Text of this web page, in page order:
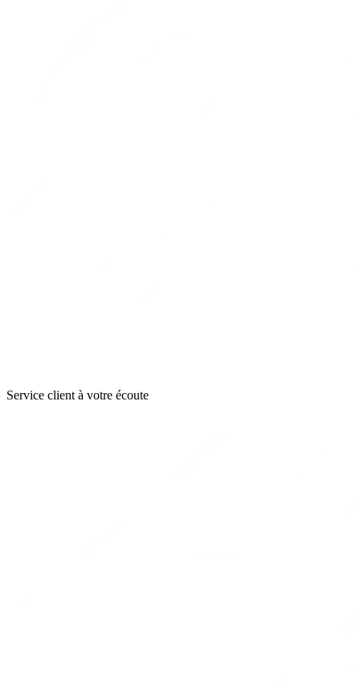
Service client à votre écoute